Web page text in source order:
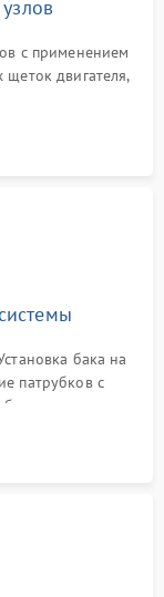
с применением
двигателя,
бака на
патрубков с
стыков
протечек воды.